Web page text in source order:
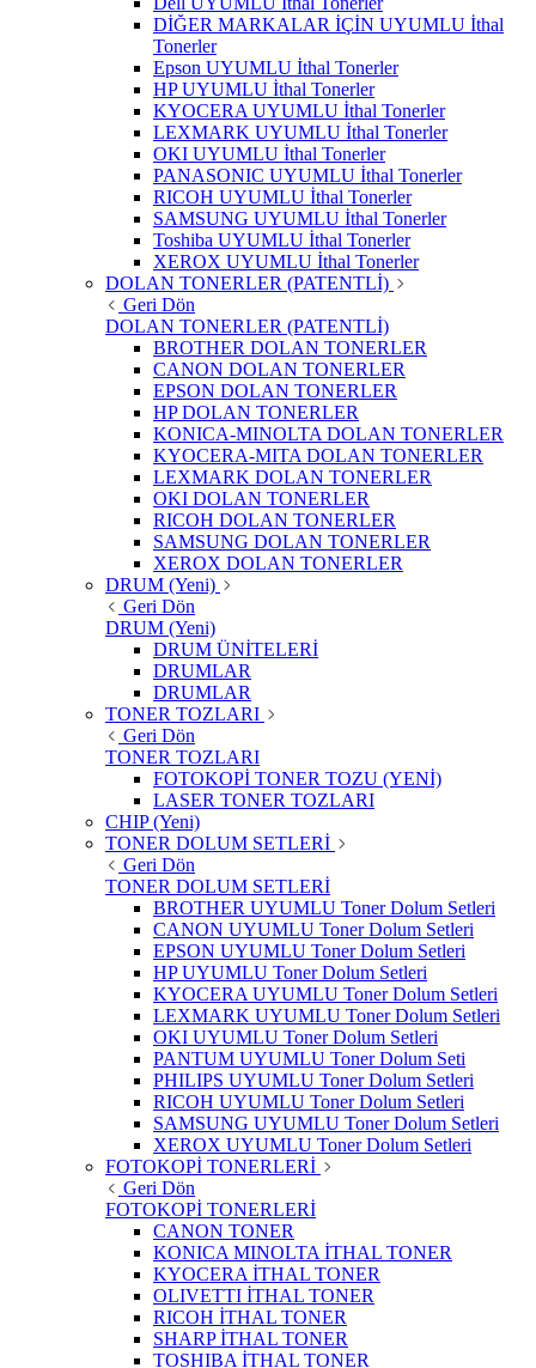
DİĞER MARKALAR İÇİN UYUMLU İthal
Tonerler
Epson UYUMLU İthal Tonerler
HP UYUMLU İthal Tonerler
KYOCERA UYUMLU İthal Tonerler
LEXMARK UYUMLU İthal Tonerler
OKI UYUMLU İthal Tonerler
PANASONIC UYUMLU İthal Tonerler
RICOH UYUMLU İthal Tonerler
SAMSUNG UYUMLU İthal Tonerler
Toshiba UYUMLU İthal Tonerler
XEROX UYUMLU İthal Tonerler
DOLAN TONERLER (PATENTLİ)
Geri Dön
DOLAN TONERLER (PATENTLİ)
BROTHER DOLAN TONERLER
CANON DOLAN TONERLER
EPSON DOLAN TONERLER
HP DOLAN TONERLER
KONICA-MINOLTA DOLAN TONERLER
KYOCERA-MITA DOLAN TONERLER
LEXMARK DOLAN TONERLER
OKI DOLAN TONERLER
RICOH DOLAN TONERLER
SAMSUNG DOLAN TONERLER
XEROX DOLAN TONERLER
DRUM (Yeni)
Geri Dön
DRUM (Yeni)
DRUM ÜNİTELERİ
DRUMLAR
DRUMLAR
TONER TOZLARI
Geri Dön
TONER TOZLARI
FOTOKOPİ TONER TOZU (YENİ)
LASER TONER TOZLARI
CHIP (Yeni)
TONER DOLUM SETLERİ
Geri Dön
TONER DOLUM SETLERİ
BROTHER UYUMLU Toner Dolum Setleri
CANON UYUMLU Toner Dolum Setleri
EPSON UYUMLU Toner Dolum Setleri
HP UYUMLU Toner Dolum Setleri
KYOCERA UYUMLU Toner Dolum Setleri
LEXMARK UYUMLU Toner Dolum Setleri
OKI UYUMLU Toner Dolum Setleri
PANTUM UYUMLU Toner Dolum Seti
PHILIPS UYUMLU Toner Dolum Setleri
RICOH UYUMLU Toner Dolum Setleri
SAMSUNG UYUMLU Toner Dolum Setleri
XEROX UYUMLU Toner Dolum Setleri
FOTOKOPİ TONERLERİ
Geri Dön
FOTOKOPİ TONERLERİ
CANON TONER
KONICA MINOLTA İTHAL TONER
KYOCERA İTHAL TONER
OLIVETTI İTHAL TONER
RICOH İTHAL TONER
SHARP İTHAL TONER
TOSHIBA İTHAL TONER